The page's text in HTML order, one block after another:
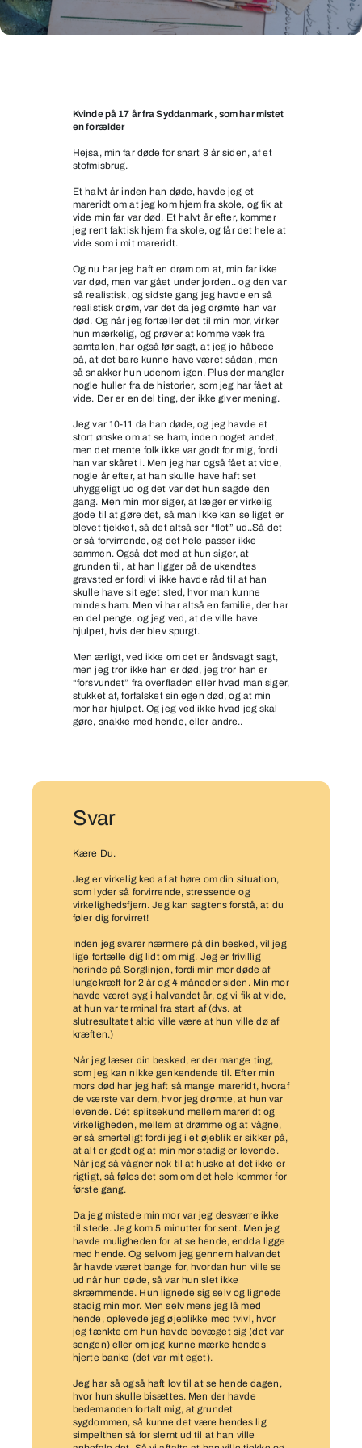
Kvinde på 17 år fra Syddanmark, som har mistet
en forælder
Hejsa, min far døde for snart 8 år siden, af et
stofmisbrug.
Et halvt år inden han døde, havde jeg et
mareridt om at jeg kom hjem fra skole, og fik at
vide min far var død. Et halvt år efter, kommer
jeg rent faktisk hjem fra skole, og får det hele at
vide som i mit mareridt.
Og nu har jeg haft en drøm om at, min far ikke
var død, men var gået under jorden.. og den var
så realistisk, og sidste gang jeg havde en så
realistisk drøm, var det da jeg drømte han var
død. Og når jeg fortæller det til min mor, virker
hun mærkelig, og prøver at komme væk fra
samtalen, har også før sagt, at jeg jo håbede
på, at det bare kunne have været sådan, men
så snakker hun udenom igen. Plus der mangler
nogle huller fra de historier, som jeg har fået at
vide. Der er en del ting, der ikke giver mening.
Jeg var 10-11 da han døde, og jeg havde et
stort ønske om at se ham, inden noget andet,
men det mente folk ikke var godt for mig, fordi
han var skåret i. Men jeg har også fået at vide,
nogle år efter, at han skulle have haft set
uhyggeligt ud og det var det hun sagde den
gang. Men min mor siger, at læger er virkelig
gode til at gøre det, så man ikke kan se liget er
blevet tjekket, så det altså ser “flot” ud..Så det
er så forvirrende, og det hele passer ikke
sammen. Også det med at hun siger, at
grunden til, at han ligger på de ukendtes
gravsted er fordi vi ikke havde råd til at han
skulle have sit eget sted, hvor man kunne
mindes ham. Men vi har altså en familie, der har
en del penge, og jeg ved, at de ville have
hjulpet, hvis der blev spurgt.
Men ærligt, ved ikke om det er åndsvagt sagt,
men jeg tror ikke han er død, jeg tror han er
“forsvundet” fra overfladen eller hvad man siger,
stukket af, forfalsket sin egen død, og at min
mor har hjulpet. Og jeg ved ikke hvad jeg skal
gøre, snakke med hende, eller andre..
Svar
Kære Du.
Jeg er virkelig ked af at høre om din situation,
som lyder så forvirrende, stressende og
virkelighedsfjern. Jeg kan sagtens forstå, at du
føler dig forvirret!
Inden jeg svarer nærmere på din besked, vil jeg
lige fortælle dig lidt om mig. Jeg er frivillig
herinde på Sorglinjen, fordi min mor døde af
lungekræft for 2 år og 4 måneder siden. Min mor
havde været syg i halvandet år, og vi fik at vide,
at hun var terminal fra start af (dvs. at
slutresultatet altid ville være at hun ville dø af
kræften.)
Når jeg læser din besked, er der mange ting,
som jeg kan nikke genkendende til. Efter min
mors død har jeg haft så mange mareridt, hvoraf
de værste var dem, hvor jeg drømte, at hun var
levende. Dét splitsekund mellem mareridt og
virkeligheden, mellem at drømme og at vågne,
er så smerteligt fordi jeg i et øjeblik er sikker på,
at alt er godt og at min mor stadig er levende.
Når jeg så vågner nok til at huske at det ikke er
rigtigt, så føles det som om det hele kommer for
første gang.
Da jeg mistede min mor var jeg desværre ikke
til stede. Jeg kom 5 minutter for sent. Men jeg
havde muligheden for at se hende, endda ligge
med hende. Og selvom jeg gennem halvandet
år havde været bange for, hvordan hun ville se
ud når hun døde, så var hun slet ikke
skræmmende. Hun lignede sig selv og lignede
stadig min mor. Men selv mens jeg lå med
hende, oplevede jeg øjeblikke med tvivl, hvor
jeg tænkte om hun havde bevæget sig (det var
sengen) eller om jeg kunne mærke hendes
hjerte banke (det var mit eget).
Jeg har så også haft lov til at se hende dagen,
hvor hun skulle bisættes. Men der havde
bedemanden fortalt mig, at grundet
sygdommen, så kunne det være hendes lig
simpelthen så for slemt ud til at han ville